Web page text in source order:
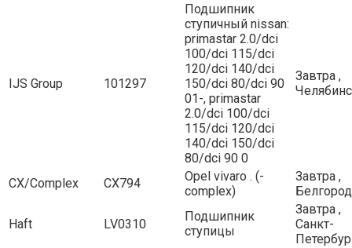
IJS Group 101297
Подшипник
ступичный nissan:
primastar 2.0/dci
100/dci 115/dci
120/dci 140/dci
150/dci 80/dci 90
01-, primastar
2.0/dci 100/dci
115/dci 120/dci
140/dci 150/dci
80/dci 90 0
Завтра ,
CX/Complex CX794
Opel vivaro . (-
complex)
Завтра ,
Белгород
Haft LV0310
Подшипник
ступицы
Завтра ,
Санкт-